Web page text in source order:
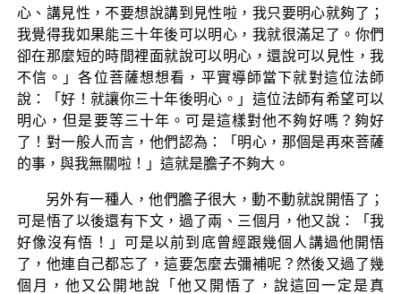
心、講見性，不要想說講到見性啦，我只要明心就夠了；
我覺得我如果能三十年後可以明心，我就很滿足了。你們
卻在那麼短的時間裡面就說可以明心，還說可以見性，我
不信。」各位菩薩想想看，平實導師當下就對這位法師
說：「好！就讓你三十年後明心。」這位法師有希望可以
明心，但是要等三十年。可是這樣對他不夠好嗎？夠好
了！對一般人而言，他們認為：「明心，那個是再來菩薩
的事，與我無關啦！」這就是膽子不夠大。
另外有一種人，他們膽子很大，動不動就說開悟了；
可是悟了以後還有下文，過了兩、三個月，他又說：「我
好像沒有悟！」可是以前到底曾經跟幾個人講過他開悟
了，他連自己都忘了，這要怎麼去彌補呢？然後又過了幾
個月，他又公開地說「他又開悟了，說這回一定是真